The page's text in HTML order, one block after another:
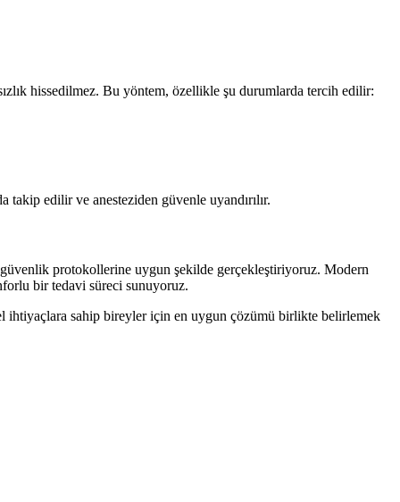
hissedilmez. Bu yöntem, özellikle şu durumlarda tercih edilir:
takip edilir ve anesteziden güvenle uyandırılır.
güvenlik protokollerine uygun şekilde gerçekleştiriyoruz. Modern
bir tedavi süreci sunuyoruz.
ihtiyaçlara sahip bireyler için en uygun çözümü birlikte belirlemek